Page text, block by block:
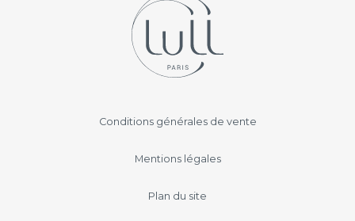
Navigation
secondaire
Conditions générales de vente
Mentions légales
Plan du site